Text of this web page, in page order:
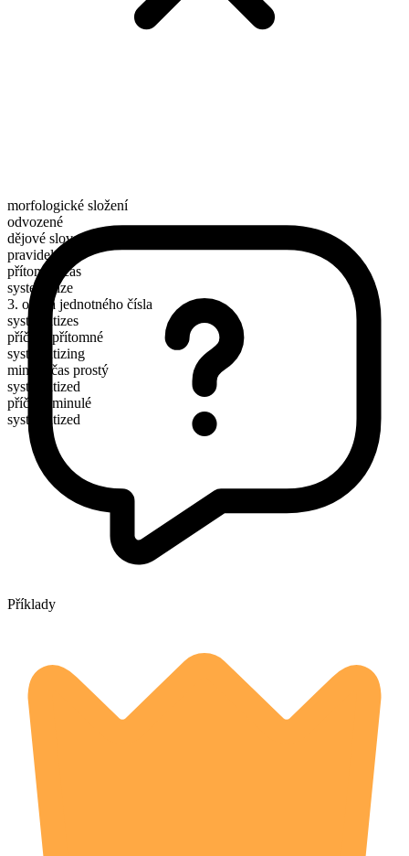
morfologické složení
odvozené
dějové sloveso
pravidelné
přítomný čas
systematize
3. osoba jednotného čísla
systematizes
příčestí přítomné
systematizing
minulý čas prostý
systematized
příčestí minulé
systematized
Příklady